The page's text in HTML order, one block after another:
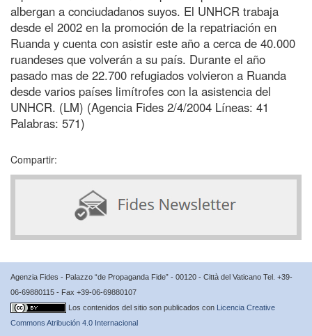
albergan a conciudadanos suyos. El UNHCR trabaja
desde el 2002 en la promoción de la repatriación en
Ruanda y cuenta con asistir este año a cerca de 40.000
ruandeses que volverán a su país. Durante el año
pasado mas de 22.700 refugiados volvieron a Ruanda
desde varios países limítrofes con la asistencia del
UNHCR. (LM) (Agencia Fides 2/4/2004 Líneas: 41
Palabras: 571)
Compartir:
Agenzia Fides - Palazzo “de Propaganda Fide” - 00120 - Città del Vaticano Tel. +39-
06-69880115 - Fax +39-06-69880107
Los contenidos del sitio son publicados con Licencia Creative
Commons Atribución 4.0 Internacional